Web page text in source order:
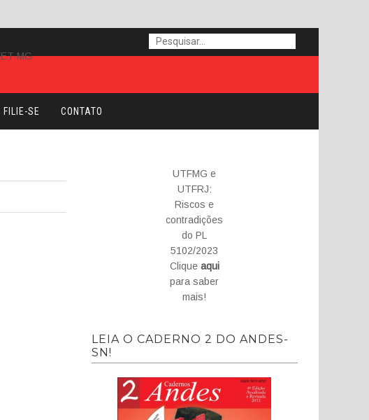
FILIE-SE CONTATO
UTFMG e
UTFRJ:
Riscos e
contradições
do PL
5102/2023
Clique aqui
para saber
mais!
LEIA O CADERNO 2 DO ANDES-
SN!